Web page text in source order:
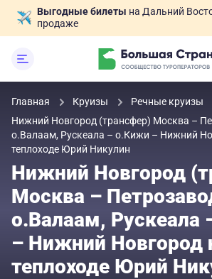
Выгодные билеты на Дальний
продаже
Главная Круизы
Речные круизы
Нижний Новгород (трансфер) Москва –
о.Валаам, Рускеала – о.Кижи – Нижний
теплоходе Юрий Никулин
Нижний Новгород
Москва –
о.Валаам, Рускеала
– Нижний Новгород
теплоходе Юрий